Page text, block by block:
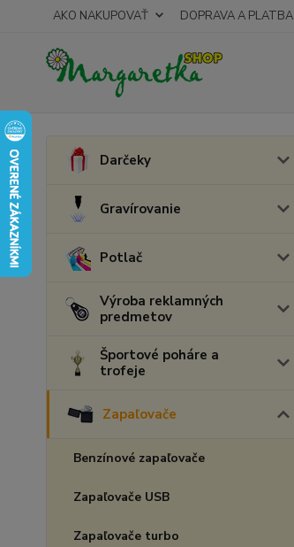
AKO NAKUPOVAŤ DOPRAVA A PLATBA
Darčeky
Gravírovanie
Potlač
Výroba reklamných
predmetov
Športové poháre a
trofeje
Zapaľovače
Benzínové zapaľovače
Zapaľovače USB
Zapaľovače turbo